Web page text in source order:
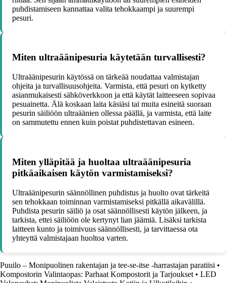
puhdistamiseen kannattaa valita tehokkaampi ja suurempi
pesuri.
Miten ultraäänipesuria käytetään turvallisesti?
Ultraäänipesurin käytössä on tärkeää noudattaa valmistajan
ohjeita ja turvallisuusohjeita. Varmista, että pesuri on kytketty
asianmukaisesti sähköverkkoon ja että käytät laitteeseen sopivaa
pesuainetta. Älä koskaan laita käsiäsi tai muita esineitä suoraan
pesurin säiliöön ultraäänien ollessa päällä, ja varmista, että laite
on sammutettu ennen kuin poistat puhdistettavan esineen.
Miten ylläpitää ja huoltaa ultraäänipesuria
pitkäaikaisen käytön varmistamiseksi?
Ultraäänipesurin säännöllinen puhdistus ja huolto ovat tärkeitä
sen tehokkaan toiminnan varmistamiseksi pitkällä aikavälillä.
Puhdista pesurin säiliö ja osat säännöllisesti käytön jälkeen, ja
tarkista, ettei säiliöön ole kertynyt lian jäämiä. Lisäksi tarkista
laitteen kunto ja toimivuus säännöllisesti, ja tarvittaessa ota
yhteyttä valmistajaan huoltoa varten.
Puuilo – Monipuolinen rakentajan ja tee-se-itse -harrastajan paratiisi •
Kompostorin Valintaopas: Parhaat Kompostorit ja Tarjoukset • LED